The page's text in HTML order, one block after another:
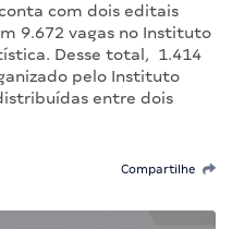
com dois editais
9.672 vagas no Instituto
Desse total, 1.414
pelo Instituto
entre dois
Compartilhe